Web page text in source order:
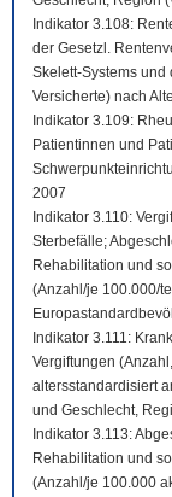
Indikator 3.108:
der Gesetzl.
Skelett-Systems
Versicherte) nach
Indikator 3.109:
Patientinnen und
2007
Indikator 3.110:
Sterbefälle;
Rehabilitation und
(Anzahl/je 100.000/
Indikator 3.111:
Vergiftungen
altersstandardisiert
und Geschlecht,
Indikator 3.113:
Rehabilitation und
(Anzahl/je 100.000